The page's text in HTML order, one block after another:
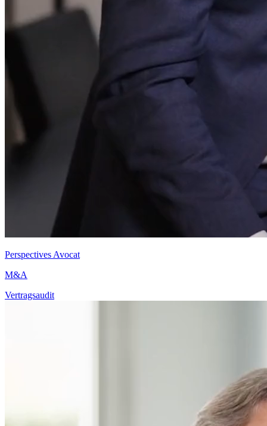
Perspectives Avocat
M&A
Vertragsaudit